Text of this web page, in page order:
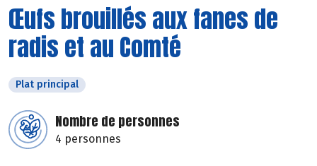
Œufs brouillés aux fanes de
radis et au Comté
Plat principal
Nombre de personnes
4 personnes